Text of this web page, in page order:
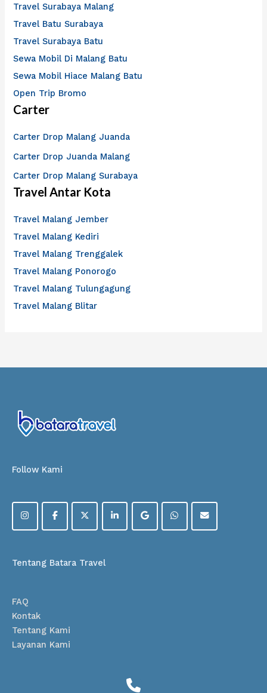
Travel Surabaya Malang
Travel Batu Surabaya
Travel Surabaya Batu
Sewa Mobil Di Malang Batu
Sewa Mobil Hiace Malang Batu
Open Trip Bromo
Carter
Carter Drop Malang Juanda
Carter Drop Juanda Malang
Carter Drop Malang Surabaya
Travel Antar Kota
Travel Malang Jember
Travel Malang Kediri
Travel Malang Trenggalek
Travel Malang Ponorogo
Travel Malang Tulungagung
Travel Malang Blitar
Follow Kami
Tentang Batara Travel
FAQ
Kontak
Tentang Kami
Layanan Kami